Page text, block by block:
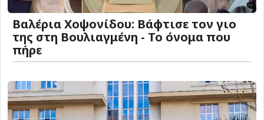
Βαλέρια Χοψονίδου: Βάφτισε τον γιο
της στη Βουλιαγμένη - Το όνομα που
πήρε